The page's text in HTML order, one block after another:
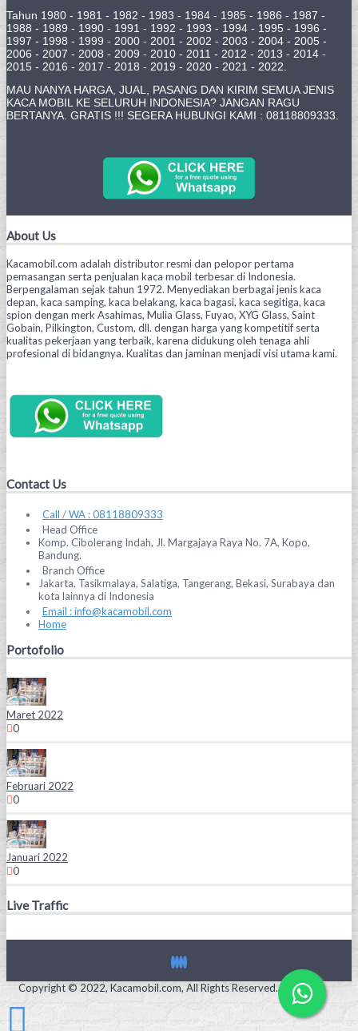
Tahun 1980 - 1981 - 1982 - 1983 - 1984 - 1985 - 1986 - 1987 -
1988 - 1989 - 1990 - 1991 - 1992 - 1993 - 1994 - 1995 - 1996 -
1997 - 1998 - 1999 - 2000 - 2001 - 2002 - 2003 - 2004 - 2005 -
2006 - 2007 - 2008 - 2009 - 2010 - 2011 - 2012 - 2013 - 2014 -
2015 - 2016 - 2017 - 2018 - 2019 - 2020 - 2021 - 2022.
MAU NANYA HARGA, JUAL, PASANG DAN KIRIM SEMUA JENIS
KACA MOBIL KE SELURUH INDONESIA? JANGAN RAGU
BERTANYA. GRATIS !!! SEGERA HUBUNGI KAMI : 08118809333.
About Us
Kacamobil.com adalah distributor resmi dan pelopor pertama
pemasangan serta penjualan kaca mobil terbesar di Indonesia.
Berpengalaman sejak tahun 1972. Menyediakan berbagai jenis kaca
depan, kaca samping, kaca belakang, kaca bagasi, kaca segitiga, kaca
spion dengan merk Asahimas, Mulia Glass, Fuyao, XYG Glass, Saint
Gobain, Pilkington, Custom, dll. dengan harga yang kompetitif serta
kualitas pekerjaan yang terbaik, karena didukung oleh tenaga ahli
profesional di bidangnya. Kualitas dan jaminan menjadi visi utama kami.
Contact Us
Call / WA : 08118809333
Head Office
Komp. Cibolerang Indah, Jl. Margajaya Raya No. 7A, Kopo,
Bandung.
Branch Office
Jakarta, Tasikmalaya, Salatiga, Tangerang, Bekasi, Surabaya dan
kota lainnya di Indonesia
Email : info@kacamobil.com
Home
Portofolio
Maret 2022
0
Februari 2022
0
Januari 2022
0
Live Traffic
Copyright © 2022, Kacamobil.com, All Rights Reserved.